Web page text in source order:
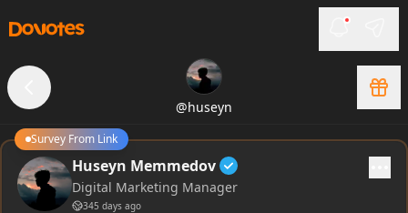
@huseyn
Survey From Link
Huseyn Memmedov
Digital Marketing Manager
345 days ago